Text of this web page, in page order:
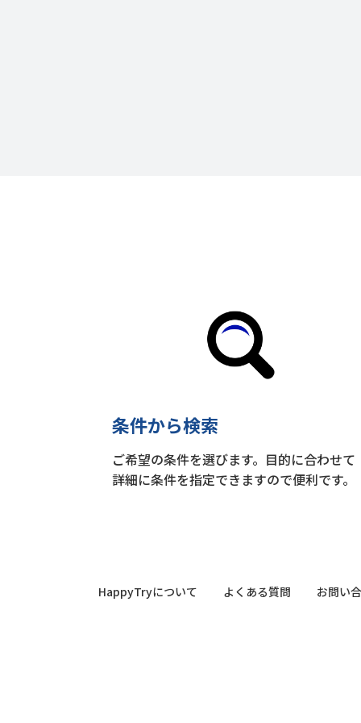
条件から検索
ご希望の条件を選びます。目的に合わせて
詳細に条件を指定できますので便利です。
HappyTryについて よくある質問 お問い